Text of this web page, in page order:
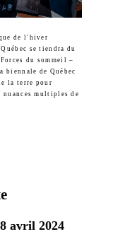
de l'hiver
se tiendra du
du sommeil –
de Québec
la terre pour
nuances multiples de
avril 2024